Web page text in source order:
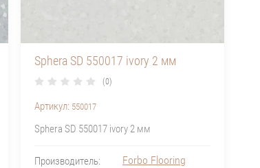
Sphera SD 550017 ivory 2 мм
(0)
Артикул: 550017
Sphera SD 550017 ivory 2 мм
Производитель: Forbo Flooring